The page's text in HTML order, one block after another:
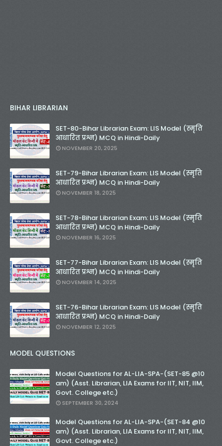
BIHAR LIBRARIAN
SET-80-Bihar Librarian Exam: LIS Model (स्मृति
आधारित प्रश्न) MCQ in Hindi-Daily
NOVEMBER 20, 2025
SET-79-Bihar Librarian Exam: LIS Model (स्मृति
आधारित प्रश्न) MCQ in Hindi-Daily
NOVEMBER 18, 2025
SET-78-Bihar Librarian Exam: LIS Model (स्मृति
आधारित प्रश्न) MCQ in Hindi-Daily
NOVEMBER 16, 2025
SET-77-Bihar Librarian Exam: LIS Model (स्मृति
आधारित प्रश्न) MCQ in Hindi-Daily
NOVEMBER 14, 2025
SET-76-Bihar Librarian Exam: LIS Model (स्मृति
आधारित प्रश्न) MCQ in Hindi-Daily
NOVEMBER 12, 2025
MODEL QUESTIONS
Model Questions for AL-LIA-SPA-(SET-85 @10
am) (Asst. Librarian, LIA Exams for IIT, NIT, IIM,
Govt. College etc.)
SEPTEMBER 30, 2024
Model Questions for AL-LIA-SPA-(SET-84 @10
am) (Asst. Librarian, LIA Exams for IIT, NIT, IIM,
Govt. College etc.)